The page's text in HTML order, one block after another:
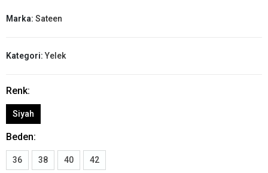
Marka: Sateen
Kategori:Yelek
Renk:
Siyah
Beden:
36 38 40 42